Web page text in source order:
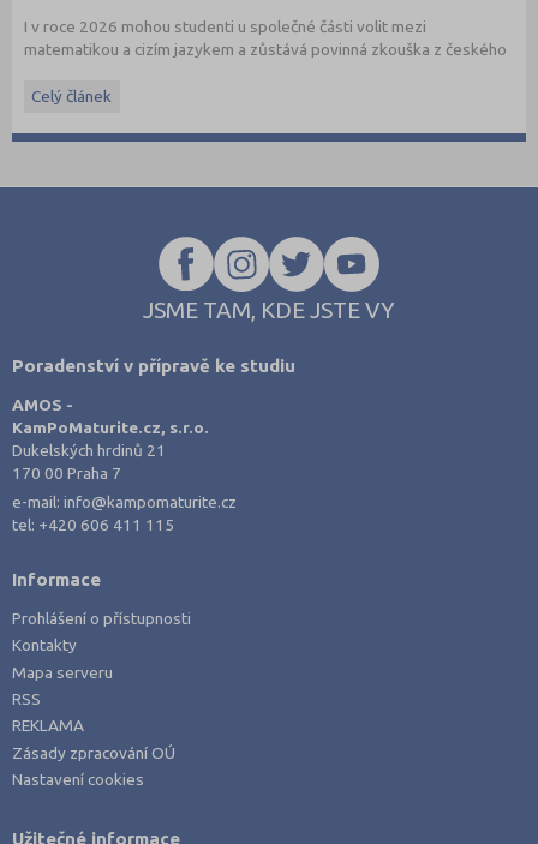
I v roce 2026 mohou studenti u společné části volit mezi
matematikou a cizím jazykem a zůstává povinná zkouška z českého
informacemi.
Celý článek
JSME TAM, KDE JSTE VY
Poradenství v přípravě ke studiu
AMOS -
KamPoMaturite.cz, s.r.o.
Dukelských hrdinů 21
170 00 Praha 7
e-mail:info@kampomaturite.cz
tel: +420 606 411 115
Informace
Prohlášení o přístupnosti
Kontakty
Mapa serveru
RSS
REKLAMA
Zásady zpracování OÚ
Nastavení cookies
Užitečné informace